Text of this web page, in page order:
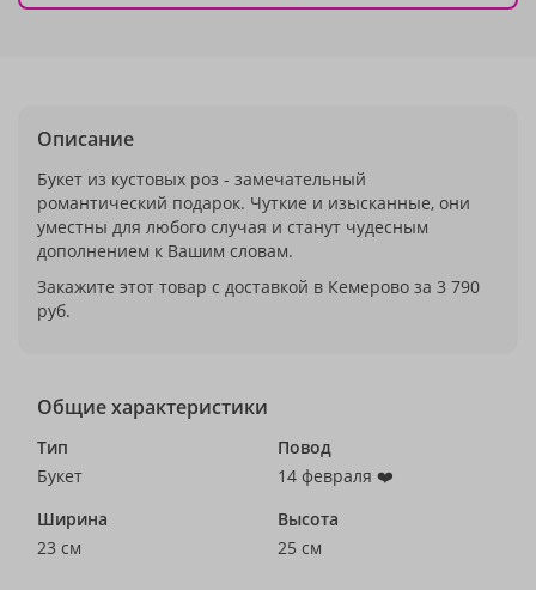
Описание
Букет из кустовых роз - замечательный
романтический подарок. Чуткие и изысканные, они
уместны для любого случая и станут чудесным
дополнением к Вашим словам.
Закажите этот товар с доставкой в Кемерово за 3 790
руб.
Общие характеристики
Тип
Букет
Повод
14 февраля ❤️
Ширина
23 см
Высота
25 см